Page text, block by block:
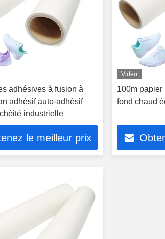
adhésives à fusion à
adhésif auto-adhésif
industrielle
le meilleur prix
Vidéo
100m papier
fond chaud